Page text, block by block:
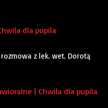
dla pupila
z lek. wet. Dorotą
| Chwila dla pupila